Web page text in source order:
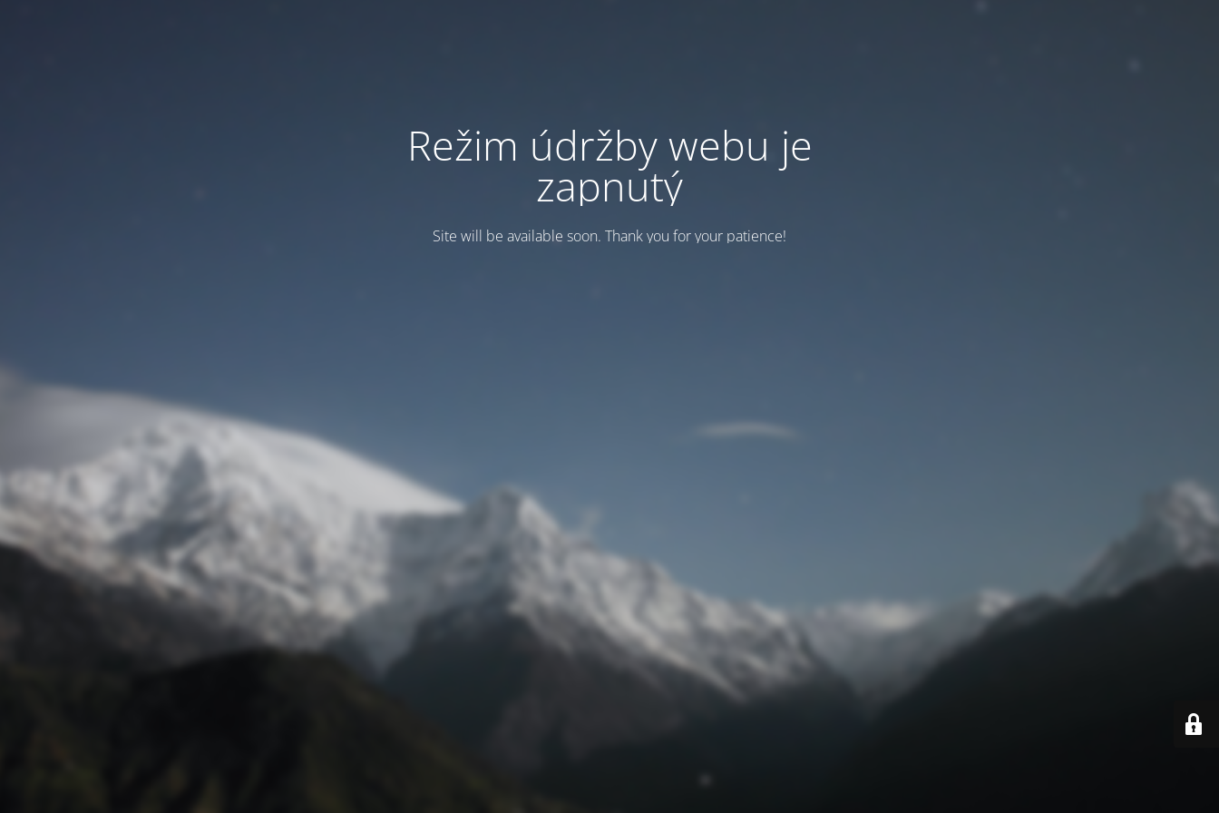
Režim údržby webu je
zapnutý
Site will be available soon. Thank you for your patience!